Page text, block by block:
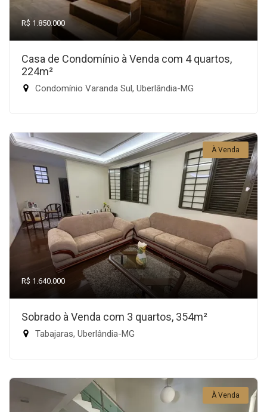
R$ 1.850.000
Casa de Condomínio à Venda com 4 quartos,
224m²
Condomínio Varanda Sul, Uberlândia-MG
À Venda
R$ 1.640.000
Sobrado à Venda com 3 quartos, 354m²
Tabajaras, Uberlândia-MG
À Venda